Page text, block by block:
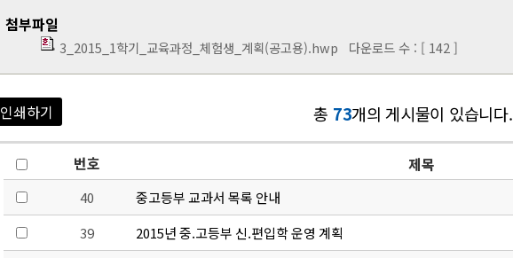
첨부파일
3_2015_1학기_교육과정_체험생_계획(공고용).hwp 다운로드 수 : [ 142 ]
인쇄하기 총 73개의 게시물이 있습니다.
번호 제목
40 중고등부 교과서 목록 안내
39
2015년 중.고등부 신.편입학 운영 계획